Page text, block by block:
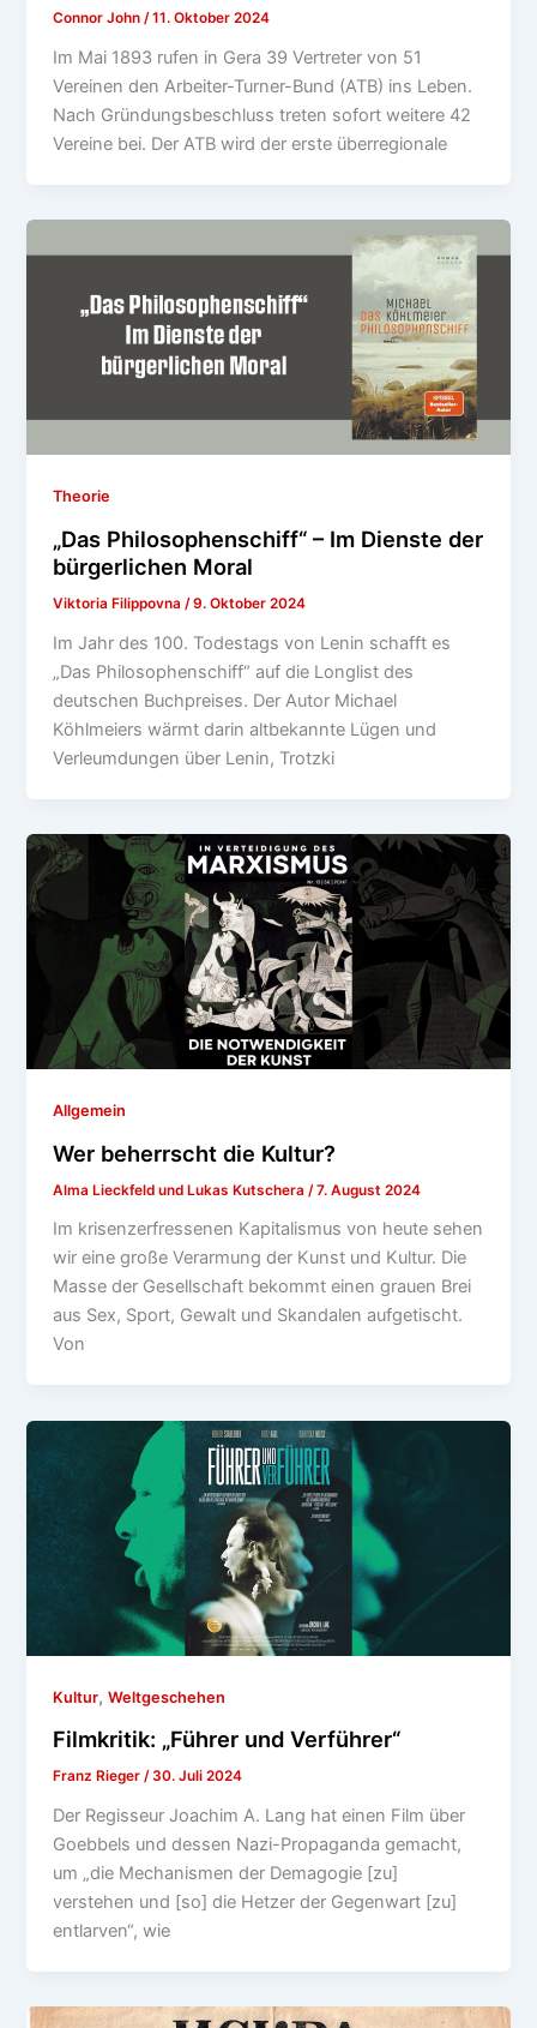
Connor John/11. Oktober 2024
Im Mai 1893 rufen in Gera 39 Vertreter von 51
Vereinen den Arbeiter-Turner-Bund (ATB) ins Leben.
Nach Gründungsbeschluss treten sofort weitere 42
Vereine bei. Der ATB wird der erste überregionale
Theorie
„Das Philosophenschiff“ – Im Dienste der
bürgerlichen Moral
Viktoria Filippovna/9. Oktober 2024
Im Jahr des 100. Todestags von Lenin schafft es
„Das Philosophenschiff“ auf die Longlist des
deutschen Buchpreises. Der Autor Michael
Köhlmeiers wärmt darin altbekannte Lügen und
Verleumdungen über Lenin, Trotzki
Allgemein
Wer beherrscht die Kultur?
Alma Lieckfeld und Lukas Kutschera /7. August 2024
Im krisenzerfressenen Kapitalismus von heute sehen
wir eine große Verarmung der Kunst und Kultur. Die
Masse der Gesellschaft bekommt einen grauen Brei
aus Sex, Sport, Gewalt und Skandalen aufgetischt.
Von
Kultur,Weltgeschehen
Filmkritik: „Führer und Verführer“
Franz Rieger/30. Juli 2024
Der Regisseur Joachim A. Lang hat einen Film über
Goebbels und dessen Nazi-Propaganda gemacht,
um „die Mechanismen der Demagogie [zu]
verstehen und [so] die Hetzer der Gegenwart [zu]
entlarven“, wie